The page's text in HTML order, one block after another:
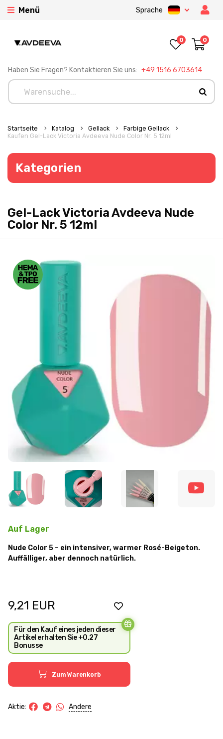
Menü Sprache
Haben Sie Fragen? Kontaktieren Sie uns: +49 1516 6703614
0 0
Startseite Katalog Gellack
Farbige Gellack
Kaufen Gel-Lack Victoria Avdeeva Nude Color Nr. 5 12ml
Kategorien
Gel-Lack Victoria Avdeeva Nude
Color Nr. 5 12ml
Auf Lager
Nude Color 5 – ein intensiver, warmer Rosé-Beigeton.
Auffälliger, aber dennoch natürlich.
9,21 EUR
Für den Kauf eines jeden dieser
Artikel erhalten Sie +0.27
Bonusse
Zum Warenkorb
Aktie: Andere